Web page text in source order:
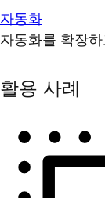
자동화
자동화를 확장
활용 사례